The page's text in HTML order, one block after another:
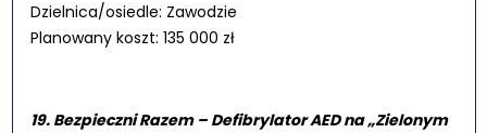
Dzielnica/osiedle: Zawodzie
Planowany koszt: 135 000 zł
19. Bezpieczni Razem – Defibrylator AED na „Zielonym